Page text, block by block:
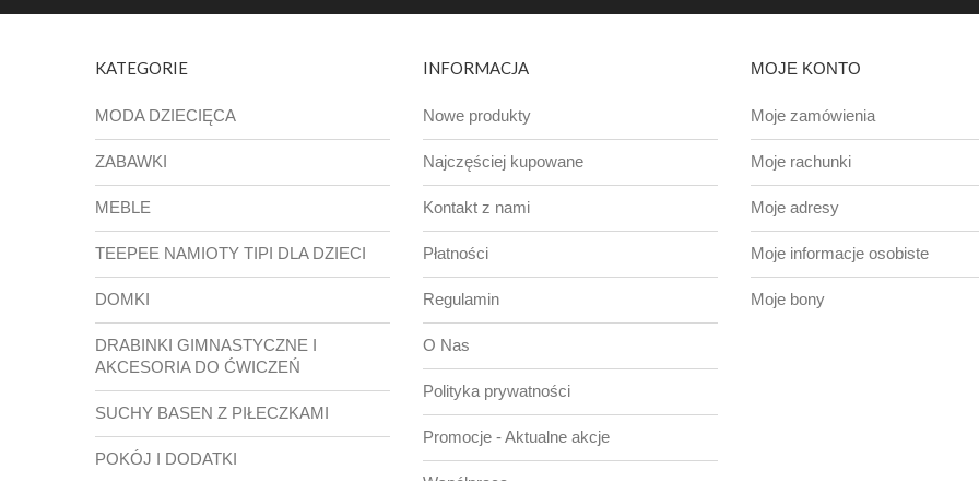
KATEGORIE
MODA DZIECIĘCA
ZABAWKI
MEBLE
TEEPEE NAMIOTY TIPI DLA DZIECI
DOMKI
DRABINKI GIMNASTYCZNE I
AKCESORIA DO ĆWICZEŃ
SUCHY BASEN Z PIŁECZKAMI
POKÓJ I DODATKI
INFORMACJA
Nowe produkty
Najczęściej kupowane
Kontakt z nami
Płatności
Regulamin
O Nas
Polityka prywatności
Promocje - Aktualne akcje
MOJE KONTO
Moje zamówienia
Moje rachunki
Moje adresy
Moje informacje osobiste
Moje bony